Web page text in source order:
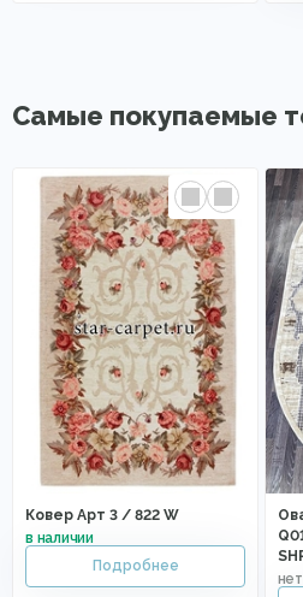
Самые покупаемые
Ковер Арт 3 / 822 W